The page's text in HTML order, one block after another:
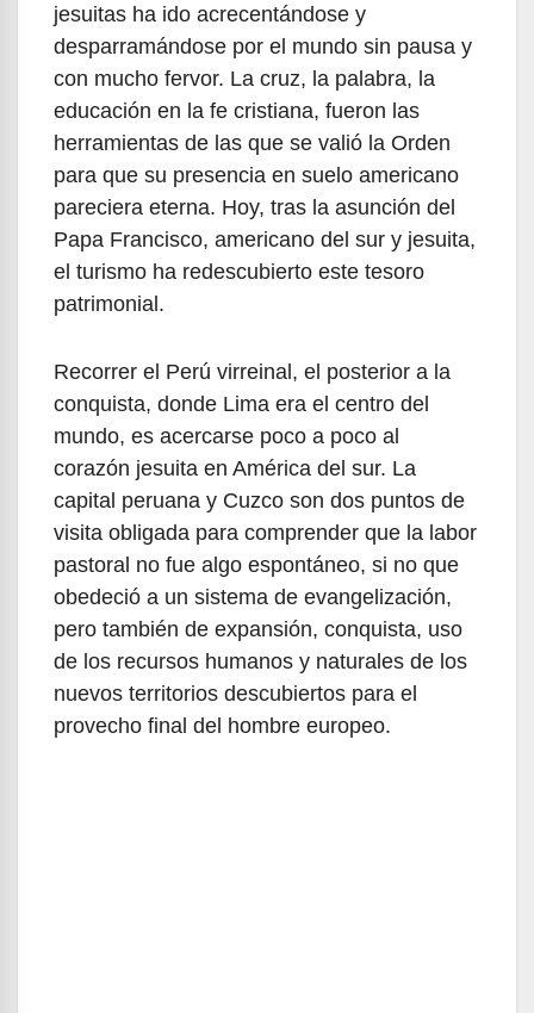
jesuitas ha ido acrecentándose y
desparramándose por el mundo sin pausa y
con mucho fervor. La cruz, la palabra, la
educación en la fe cristiana, fueron las
herramientas de las que se valió la Orden
para que su presencia en suelo americano
pareciera eterna. Hoy, tras la asunción del
Papa Francisco, americano del sur y jesuita,
el turismo ha redescubierto este tesoro
patrimonial.
Recorrer el Perú virreinal, el posterior a la
conquista, donde Lima era el centro del
mundo, es acercarse poco a poco al
corazón jesuita en América del sur. La
capital peruana y Cuzco son dos puntos de
visita obligada para comprender que la labor
pastoral no fue algo espontáneo, si no que
obedeció a un sistema de evangelización,
pero también de expansión, conquista, uso
de los recursos humanos y naturales de los
nuevos territorios descubiertos para el
provecho final del hombre europeo.